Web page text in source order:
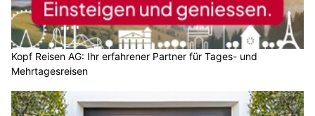
Kopf Reisen AG: Ihr erfahrener Partner für Tages- und
Mehrtagesreisen